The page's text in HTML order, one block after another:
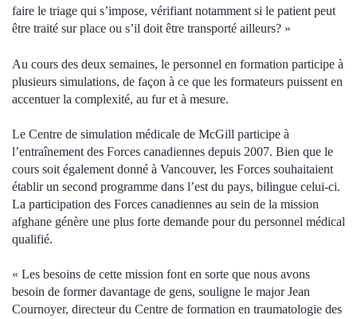
faire le triage qui s’impose, vérifiant notamment si le patient peut
être traité sur place ou s’il doit être transporté ailleurs? »
Au cours des deux semaines, le personnel en formation participe à
plusieurs simulations, de façon à ce que les formateurs puissent en
accentuer la complexité, au fur et à mesure.
Le Centre de simulation médicale de McGill participe à
l’entraînement des Forces canadiennes depuis 2007. Bien que le
cours soit également donné à Vancouver, les Forces souhaitaient
établir un second programme dans l’est du pays, bilingue celui-ci.
La participation des Forces canadiennes au sein de la mission
afghane génère une plus forte demande pour du personnel médical
qualifié.
« Les besoins de cette mission font en sorte que nous avons
besoin de former davantage de gens, souligne le major Jean
Cournoyer, directeur du Centre de formation en traumatologie des